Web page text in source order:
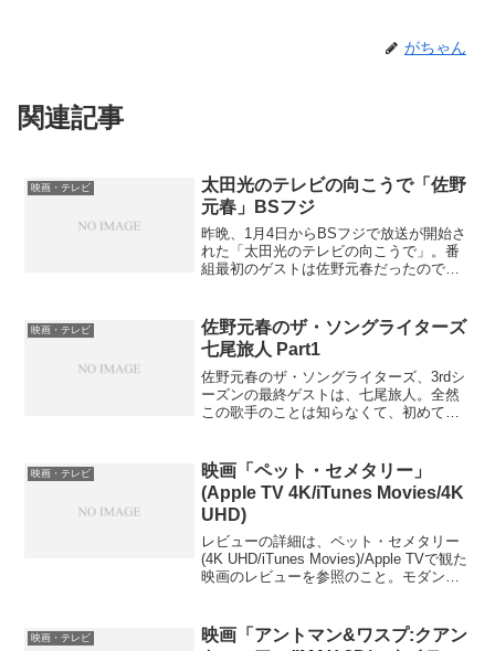
がちゃん
関連記事
映画・テレビ
太田光のテレビの向こうで「佐野
元春」BSフジ
昨晩、1月4日からBSフジで放送が開始さ
れた「太田光のテレビの向こうで」。番
組最初のゲストは佐野元春だったので、
クが繰り広げられていた。印象に残った
トークはいくつか...
映画・テレビ
佐野元春のザ・ソングライターズ
七尾旅人 Part1
佐野元春のザ・ソングライターズ、3rdシ
ーズンの最終ゲストは、七尾旅人。全然
この歌手のことは知らなくて、初めて番
というから、活動経歴は長い。しかし、
かなり初期からイ...
映画・テレビ
映画「ペット・セメタリー」
(Apple TV 4K/iTunes Movies/4K
UHD)
レビューの詳細は、ペット・セメタリー
(4K UHD/iTunes Movies)/Apple TVで観た
映画のレビューを参照のこと。モダンホ
書き、女流監督であるメアリー...
映画・テレビ
映画「アントマン&ワスプ:クアン